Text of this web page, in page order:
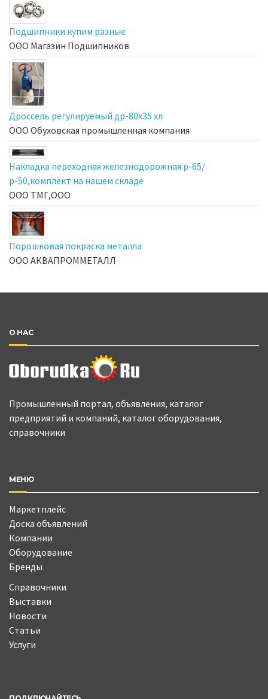
Подшипники купим разные
ООО Магазин Подшипников
Дроссель регулируемый др-80х35 хл
ООО Обуховская промышленная компания
Накладка переходная железнодорожная р-65/
р-50,комплект на нашем складе
ООО ТМГ,ООО
Порошковая покраска металла
ООО АКВАПРОММЕТАЛЛ
О НАС
Промышленный портал, объявления, каталог
предприятий и компаний, каталог оборудования,
справочники
МЕНЮ
Маркетплейс
Доска объявлений
Компании
Оборудование
Бренды
Справочники
Выставки
Новости
Статьи
Услуги